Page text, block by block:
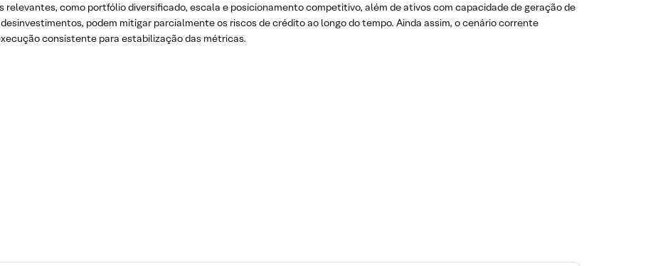
como portfólio diversificado, escala e posicionamento competitivo, além de ativos com capacidade de geração de
podem mitigar parcialmente os riscos de crédito ao longo do tempo. Ainda assim, o cenário corrente
consistente para estabilização das métricas.